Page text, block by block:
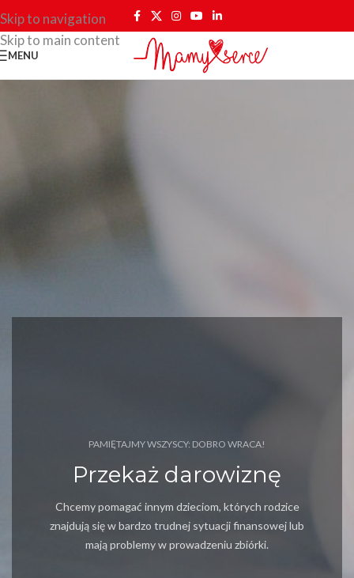
Skip to navigation
Skip to main content
MENU
PAMIĘTAJMY WSZYSCY: DOBRO WRACA!
Przekaż darowiznę
Chcemy pomagać innym dzieciom, których rodzice
znajdują się w bardzo trudnej sytuacji finansowej lub
mają problemy w prowadzeniu zbiórki.